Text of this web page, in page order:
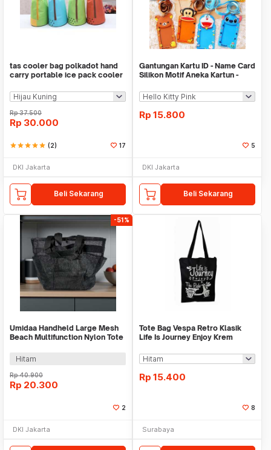
tas cooler bag polkadot hand
carry portable ice pack cooler
Rp37.500
Rp 30.000
starstarstarstarstar (2) 17
DKI Jakarta
Beli Sekarang
Gantungan Kartu ID - Name Card
Silikon Motif Aneka Kartun -
Rp 15.800
5
DKI Jakarta
Beli Sekarang
-51%
Umidaa Handheld Large Mesh
Beach Multifunction Nylon Tote
Hitam
Rp40.900
Rp 20.300
2
DKI Jakarta
Tote Bag Vespa Retro Klasik
Life Is Journey Enjoy Krem
Rp 15.400
8
Surabaya